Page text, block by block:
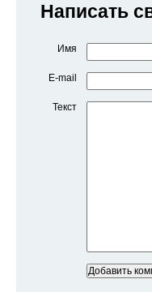
Написать
Имя
E-mail
Текст